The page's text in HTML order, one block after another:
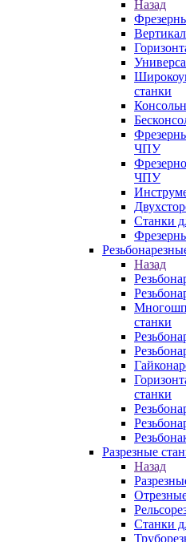
Назад
станки
ЧПУ
ЧПУ
Станки
Назад
станки
станки
Разрезные
Назад
Станки